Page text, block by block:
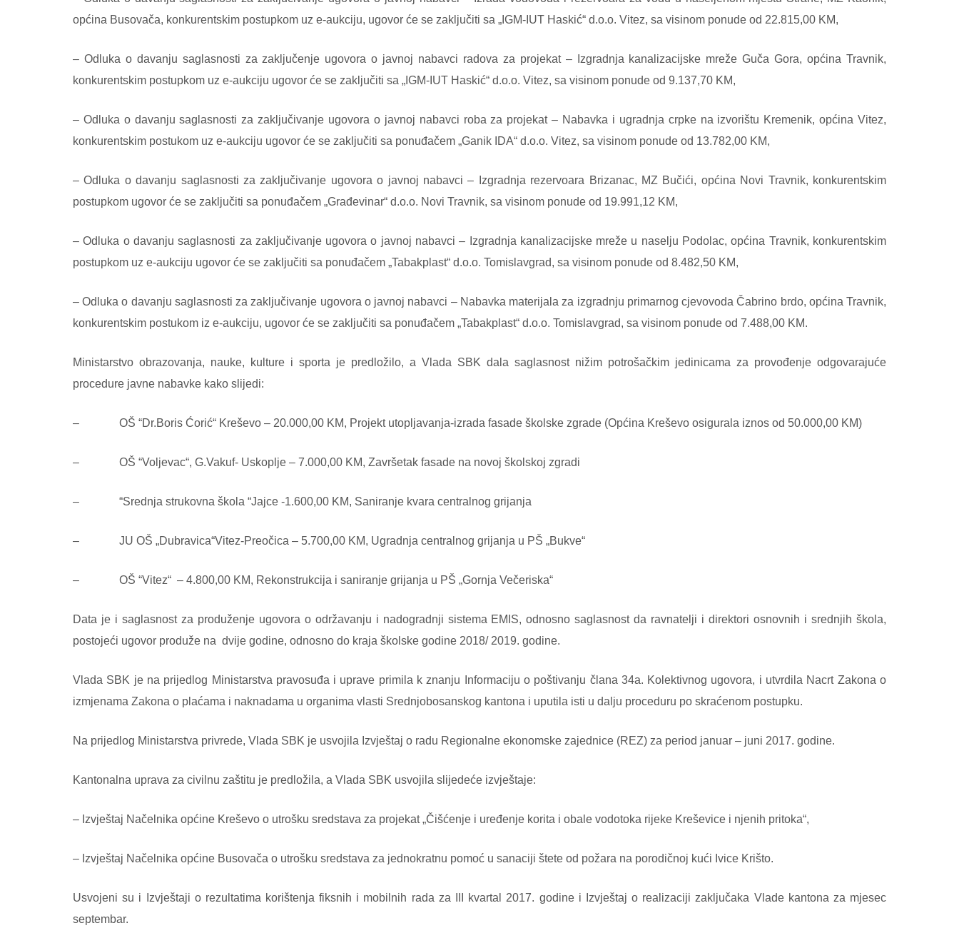
općina Busovača, konkurentskim postupkom uz e-aukciju, ugovor će se zaključiti sa „IGM-IUT Haskić“ d.o.o. Vitez, sa visinom ponude od 22.815,00 KM,
– Odluka o davanju saglasnosti za zaključenje ugovora o javnoj nabavci radova za projekat – Izgradnja kanalizacijske mreže Guča Gora, općina Travnik,
konkurentskim postupkom uz e-aukciju ugovor će se zaključiti sa „IGM-IUT Haskić“ d.o.o. Vitez, sa visinom ponude od 9.137,70 KM,
– Odluka o davanju saglasnosti za zaključivanje ugovora o javnoj nabavci roba za projekat – Nabavka i ugradnja crpke na izvorištu Kremenik, općina Vitez,
konkurentskim postukom uz e-aukciju ugovor će se zaključiti sa ponuđačem „Ganik IDA“ d.o.o. Vitez, sa visinom ponude od 13.782,00 KM,
– Odluka o davanju saglasnosti za zaključivanje ugovora o javnoj nabavci – Izgradnja rezervoara Brizanac, MZ Bučići, općina Novi Travnik, konkurentskim
postupkom ugovor će se zaključiti sa ponuđačem „Građevinar“ d.o.o. Novi Travnik, sa visinom ponude od 19.991,12 KM,
– Odluka o davanju saglasnosti za zaključivanje ugovora o javnoj nabavci – Izgradnja kanalizacijske mreže u naselju Podolac, općina Travnik, konkurentskim
postupkom uz e-aukciju ugovor će se zaključiti sa ponuđačem „Tabakplast“ d.o.o. Tomislavgrad, sa visinom ponude od 8.482,50 KM,
– Odluka o davanju saglasnosti za zaključivanje ugovora o javnoj nabavci – Nabavka materijala za izgradnju primarnog cjevovoda Čabrino brdo, općina Travnik,
konkurentskim postukom iz e-aukciju, ugovor će se zaključiti sa ponuđačem „Tabakplast“ d.o.o. Tomislavgrad, sa visinom ponude od 7.488,00 KM.
Ministarstvo obrazovanja, nauke, kulture i sporta je predložilo, a Vlada SBK dala saglasnost nižim potrošačkim jedinicama za provođenje odgovarajuće
procedure javne nabavke kako slijedi:
– OŠ “Dr.Boris Ćorić“ Kreševo – 20.000,00 KM, Projekt utopljavanja-izrada fasade školske zgrade (Općina Kreševo osigurala iznos od 50.000,00 KM)
– OŠ “Voljevac“, G.Vakuf- Uskoplje – 7.000,00 KM, Završetak fasade na novoj školskoj zgradi
– “Srednja strukovna škola “Jajce -1.600,00 KM, Saniranje kvara centralnog grijanja
– JU OŠ „Dubravica“Vitez-Preočica – 5.700,00 KM, Ugradnja centralnog grijanja u PŠ „Bukve“
– OŠ “Vitez“ – 4.800,00 KM, Rekonstrukcija i saniranje grijanja u PŠ „Gornja Večeriska“
Data je i saglasnost za produženje ugovora o održavanju i nadogradnji sistema EMIS, odnosno saglasnost da ravnatelji i direktori osnovnih i srednjih škola,
postojeći ugovor produže na dvije godine, odnosno do kraja školske godine 2018/ 2019. godine.
Vlada SBK je na prijedlog Ministarstva pravosuđa i uprave primila k znanju Informaciju o poštivanju člana 34a. Kolektivnog ugovora, i utvrdila Nacrt Zakona o
izmjenama Zakona o plaćama i naknadama u organima vlasti Srednjobosanskog kantona i uputila isti u dalju proceduru po skraćenom postupku.
Na prijedlog Ministarstva privrede, Vlada SBK je usvojila Izvještaj o radu Regionalne ekonomske zajednice (REZ) za period januar – juni 2017. godine.
Kantonalna uprava za civilnu zaštitu je predložila, a Vlada SBK usvojila slijedeće izvještaje:
– Izvještaj Načelnika općine Kreševo o utrošku sredstava za projekat „Čišćenje i uređenje korita i obale vodotoka rijeke Kreševice i njenih pritoka“,
– Izvještaj Načelnika općine Busovača o utrošku sredstava za jednokratnu pomoć u sanaciji štete od požara na porodičnoj kući Ivice Krišto.
Usvojeni su i Izvještaji o rezultatima korištenja fiksnih i mobilnih rada za III kvartal 2017. godine i Izvještaj o realizaciji zaključaka Vlade kantona za mjesec
septembar.